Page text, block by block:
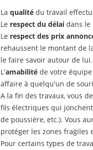
La qualité du travail
Le respect du délai dans le
Le respect des prix
rehaussent le montant de
le faire savoir autour de lui.
L'amabilité de votre
affaire à quelqu'un de
A la fin des travaux, vous
fils électriques qui
de poussière, etc.). Vous
protéger les zones fragiles
Pour certains types de